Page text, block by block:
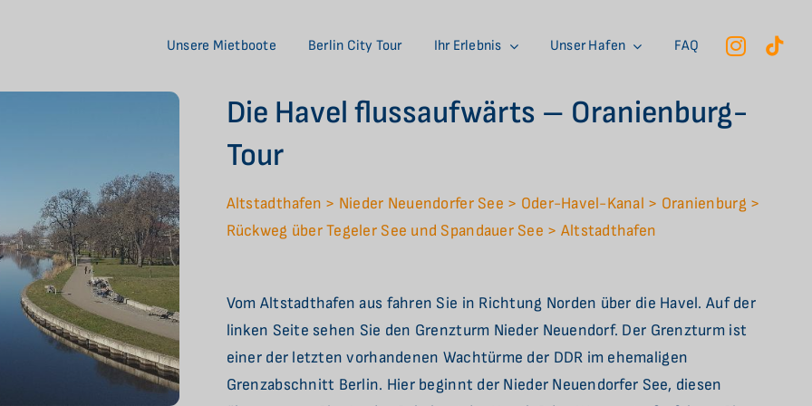
Unsere Mietboote Berlin City Tour Ihr Erlebnis Unser Hafen FAQ
Die Havel flussaufwärts – Oranienburg-
Tour
Altstadthafen > Nieder Neuendorfer See > Oder-Havel-Kanal > Oranienburg >
Rückweg über Tegeler See und Spandauer See > Altstadthafen
Vom Altstadthafen aus fahren Sie in Richtung Norden über die Havel. Auf der
linken Seite sehen Sie den Grenzturm Nieder Neuendorf. Der Grenzturm ist
einer der letzten vorhandenen Wachtürme der DDR im ehemaligen
Grenzabschnitt Berlin. Hier beginnt der Nieder Neuendorfer See, diesen